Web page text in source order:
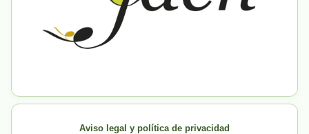
Aviso legal y política de privacidad